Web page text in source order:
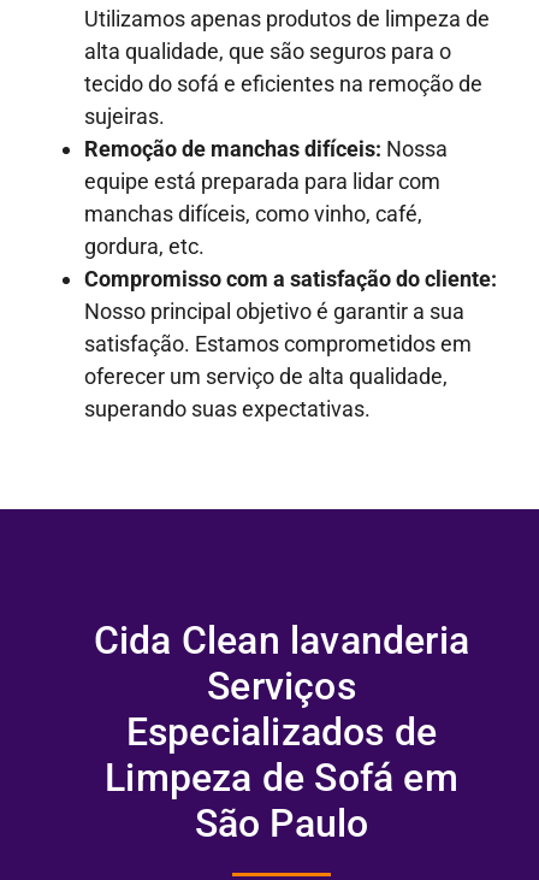
Utilizamos apenas produtos de limpeza de
alta qualidade, que são seguros para o
tecido do sofá e eficientes na remoção de
sujeiras.
Remoção de manchas difíceis: Nossa
equipe está preparada para lidar com
manchas difíceis, como vinho, café,
gordura, etc.
Compromisso com a satisfação do cliente:
Nosso principal objetivo é garantir a sua
satisfação. Estamos comprometidos em
oferecer um serviço de alta qualidade,
superando suas expectativas.
Cida Clean lavanderia
Serviços
Especializados de
Limpeza de Sofá em
São Paulo